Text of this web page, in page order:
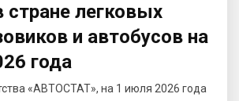
стране легковых
и автобусов на
года
«АВТОСТАТ», на 1 июля 2026 года